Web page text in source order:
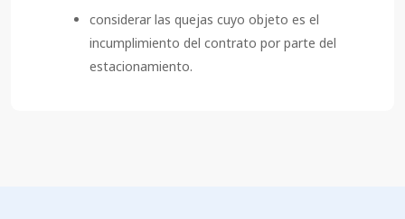
considerar las quejas cuyo objeto es el
incumplimiento del contrato por parte del
estacionamiento.